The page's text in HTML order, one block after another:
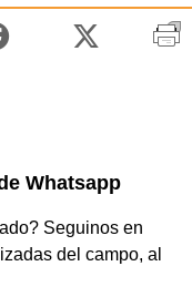
Whatsapp
Seguinos en
del campo, al